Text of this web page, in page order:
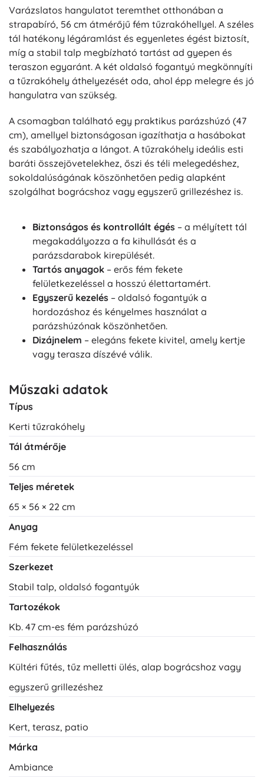
Varázslatos hangulatot teremthet otthonában a
strapabíró, 56 cm átmérőjű fém tűzrakóhellyel. A széles
tál hatékony légáramlást és egyenletes égést biztosít,
míg a stabil talp megbízható tartást ad gyepen és
teraszon egyaránt. A két oldalsó fogantyú megkönnyíti
a tűzrakóhely áthelyezését oda, ahol épp melegre és jó
hangulatra van szükség.
A csomagban található egy praktikus parázshúzó (47
cm), amellyel biztonságosan igazíthatja a hasábokat
és szabályozhatja a lángot. A tűzrakóhely ideális esti
baráti összejövetelekhez, őszi és téli melegedéshez,
sokoldalúságának köszönhetően pedig alapként
szolgálhat bográcshoz vagy egyszerű grillezéshez is.
Biztonságos és kontrollált égés – a mélyített tál
megakadályozza a fa kihullását és a
parázsdarabok kirepülését.
Tartós anyagok – erős fém fekete
felületkezeléssel a hosszú élettartamért.
Egyszerű kezelés – oldalsó fogantyúk a
hordozáshoz és kényelmes használat a
parázshúzónak köszönhetően.
Dizájnelem – elegáns fekete kivitel, amely kertje
vagy terasza díszévé válik.
Műszaki adatok
Típus
Kerti tűzrakóhely
Tál átmérője
56 cm
Teljes méretek
65 × 56 × 22 cm
Anyag
Fém fekete felületkezeléssel
Szerkezet
Stabil talp, oldalsó fogantyúk
Tartozékok
Kb. 47 cm-es fém parázshúzó
Felhasználás
Kültéri fűtés, tűz melletti ülés, alap bográcshoz vagy
egyszerű grillezéshez
Elhelyezés
Kert, terasz, patio
Márka
Ambiance